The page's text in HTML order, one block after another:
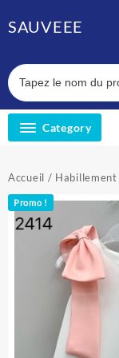
toSAUVEEE
Category
Accueil / Habillement
Promo !